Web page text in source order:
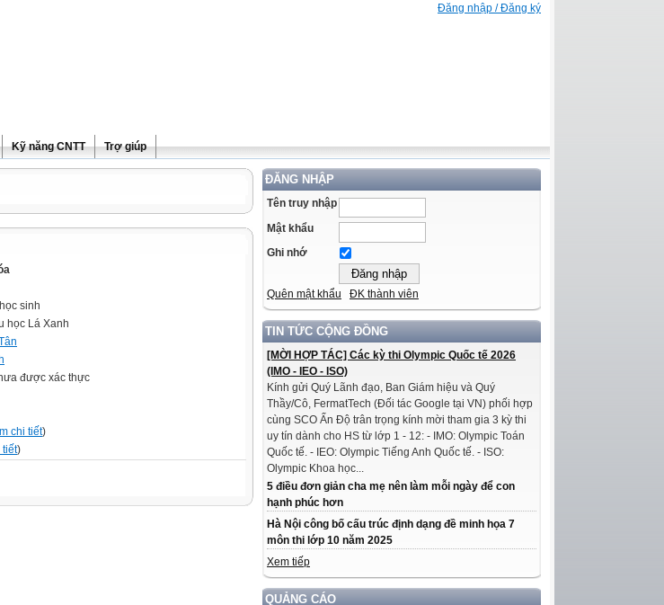
Đăng nhập / Đăng ký
Kỹ năng CNTT Trợ giúp
ĐĂNG NHẬP
Tên truy nhập
Mật khẩu
Ghi nhớ
Quên mật khẩu ĐK thành viên
TIN TỨC CỘNG ĐỒNG
[MỜI HỢP TÁC] Các kỳ thi Olympic Quốc tế 2026
(IMO - IEO - ISO)
Kính gửi Quý Lãnh đạo, Ban Giám hiệu và Quý
Thầy/Cô, FermatTech (Đối tác Google tại VN) phối hợp
cùng SCO Ấn Độ trân trọng kính mời tham gia 3 kỳ thi
uy tín dành cho HS từ lớp 1 - 12: - IMO: Olympic Toán
Quốc tế. - IEO: Olympic Tiếng Anh Quốc tế. - ISO:
Olympic Khoa học...
5 điều đơn giản cha mẹ nên làm mỗi ngày để con
hạnh phúc hơn
Hà Nội công bố cấu trúc định dạng đề minh họa 7
môn thi lớp 10 năm 2025
Xem tiếp
QUẢNG CÁO
sinh
học Lá Xanh
được xác thực
chi tiết)
tiết)